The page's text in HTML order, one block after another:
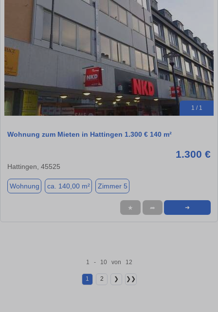
1 / 1
Wohnung zum Mieten in Hattingen 1.300 € 140 m²
1.300 €
Hattingen, 45525
Wohnung ca. 140,00 m² Zimmer 5
★ ➦ ➜
1 - 10 von 12
1 2 ❯ ❯❯